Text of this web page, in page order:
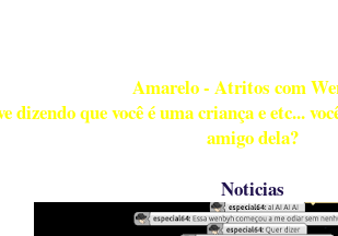
Amarelo - Atritos com
dizendo que você é uma criança e etc...
amigo dela?
Noticias